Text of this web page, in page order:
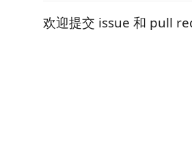
欢迎提交 issue 和 pull